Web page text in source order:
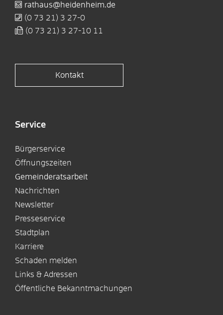
rathaus@heidenheim.de
(0 73 21) 3 27-0
(0 73 21) 3 27-10 11
Kontakt
Service
Bürgerservice
Öffnungszeiten
Gemeinderatsarbeit
Nachrichten
Newsletter
Presseservice
Stadtplan
Karriere
Schaden melden
Links & Adressen
Öffentliche Bekanntmachungen